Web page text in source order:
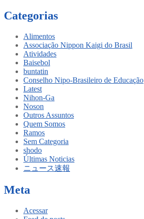
Categorias
Alimentos
Associação Nippon Kaigi do Brasil
Atividades
Baisebol
buntatin
Conselho Nipo-Brasileiro de Educação
Latest
Nihon-Ga
Noson
Outros Assuntos
Quem Somos
Ramos
Sem Categoria
shodo
Últimas Noticias
ニュース速報
Meta
Acessar